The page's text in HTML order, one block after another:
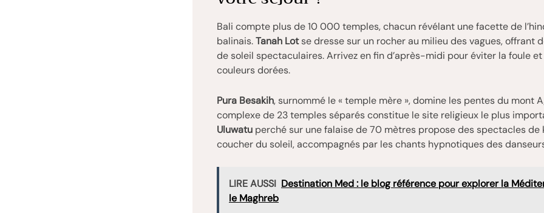
Bali compte plus de 10 000 temples, chacun révélant une facette de
balinais.Tanah Lotse dresse sur un rocher au milieu des vagues, offrant
de soleil spectaculaires. Arrivez en fin d’après-midi pour éviter la foule
couleurs dorées.
Pura Besakih, surnommé le « temple mère », domine les pentes du mont
complexe de 23 temples séparés constitue le site religieux le plus
Uluwatu perché sur une falaise de 70 mètres propose des spectacles de
coucher du soleil, accompagnés par les chants hypnotiques des
LIRE AUSSI Destination Med : le blog référence pour explorer la
le Maghreb